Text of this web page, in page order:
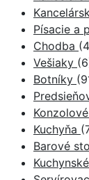
Písacie a
Chodba
Vešiaky
Botníky
Kuchyňa
Barové